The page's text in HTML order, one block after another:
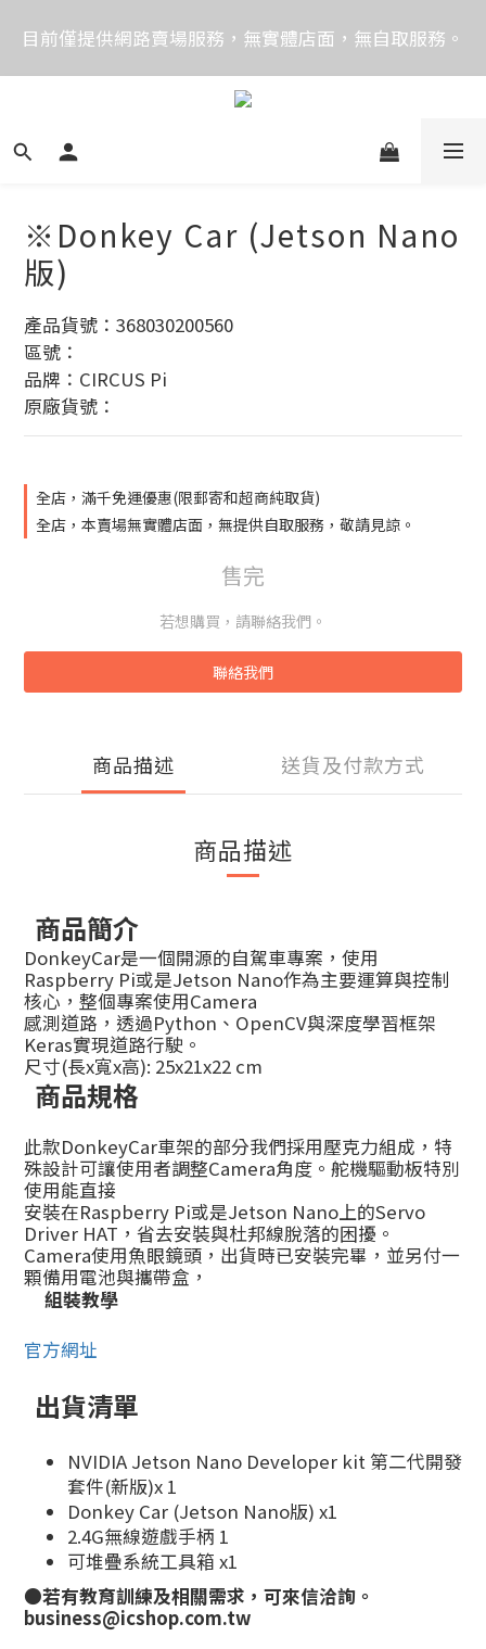
價格均含稅，下單享優惠！歡迎大量採購，由專人提供
專案報價。
目前僅提供網路賣場服務，無實體店面，無自取服務。
目前電話系統異常，暫時無法正常接聽來電，請改播
※Donkey Car (Jetson Nano
版)
產品貨號：368030200560
區號：
品牌：CIRCUS Pi
原廠貨號：
全店，滿千免運優惠(限郵寄和超商純取貨)
全店，本賣場無實體店面，無提供自取服務，敬請見諒。
售完
若想購買，請聯絡我們。
聯絡我們
商品描述 送貨及付款方式
商品描述
商品簡介
DonkeyCar是一個開源的自駕車專案，使用
Raspberry Pi或是Jetson Nano作為主要運算與控制
核心，整個專案使用Camera
感測道路，透過Python、OpenCV與深度學習框架
Keras實現道路行駛。
尺寸(長x寬x高): 25x21x22 cm
商品規格
此款DonkeyCar車架的部分我們採用壓克力組成，特
殊設計可讓使用者調整Camera角度。舵機驅動板特別
使用能直接
安裝在Raspberry Pi或是Jetson Nano上的Servo
Driver HAT，省去安裝與杜邦線脫落的困擾。
Camera使用魚眼鏡頭，出貨時已安裝完畢，並另付一
顆備用電池與攜帶盒，
組裝教學
官方網址
出貨清單
NVIDIA Jetson Nano Developer kit 第二代開發
套件(新版)x 1
Donkey Car (Jetson Nano版) x1
2.4G無線遊戲手柄 1
可堆疊系統工具箱 x1
●若有教育訓練及相關需求，可來信洽詢。
business@icshop.com.tw